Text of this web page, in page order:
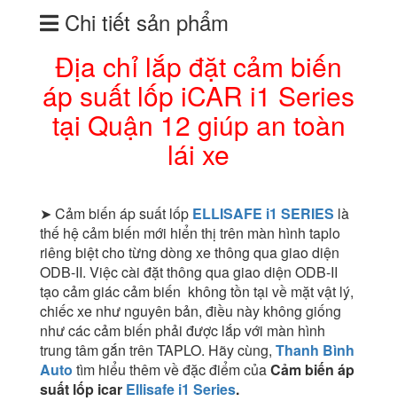
lốp
iCAR
Series
Quận
số
lượng
Chi tiết sản phẩm
Địa chỉ lắp đặt cảm biến
áp suất lốp iCAR i1 Series
tại Quận 12 giúp an toàn
lái xe
➤ Cảm biến áp suất lốp ELLISAFE i1 SERIES là
thế hệ cảm biến mới hiển thị trên màn hình taplo
riêng biệt cho từng dòng xe thông qua giao diện
ODB-II. Việc cài đặt thông qua giao diện ODB-II
tạo cảm giác cảm biến không tồn tại về mặt vật lý,
chiếc xe như nguyên bản, điều này không giống
như các cảm biến phải được lắp với màn hình
trung tâm gắn trên TAPLO. Hãy cùng, Thanh Bình
Auto tìm hiểu thêm về đặc điểm củaCảm biến áp
suất lốp icar Ellisafe i1 Series.